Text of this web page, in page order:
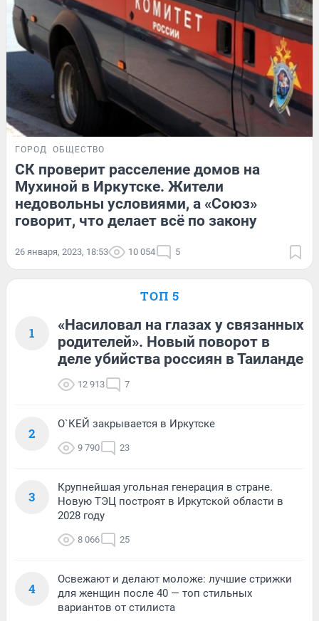
ГОРОД ОБЩЕСТВО
СК проверит расселение домов на
Мухиной в Иркутске. Жители
недовольны условиями, а «Союз»
говорит, что делает всё по закону
26 января, 2023, 18:53 10 054 5
ТОП 5
1
«Насиловал на глазах у связанных
родителей». Новый поворот в
деле убийства россиян в Таиланде
12 913 7
2
О`КЕЙ закрывается в Иркутске
9 790 23
3
Крупнейшая угольная генерация в стране.
Новую ТЭЦ построят в Иркутской области в
2028 году
8 066 25
4
Освежают и делают моложе: лучшие стрижки
для женщин после 40 — топ стильных
вариантов от стилиста